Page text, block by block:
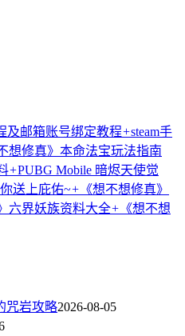
及邮箱账号绑定教程+steam手
想修真》本命法宝玩法指南
+PUBG Mobile 暗烬天使觉
送上庇佑~+ 《想不想修真》
六界妖族资料大全+ 《想不想
咒岩攻略2026-08-05